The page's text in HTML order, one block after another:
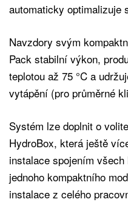
automaticky optimalizuje
Navzdory svým
Pack stabilní výkon,
teplotou až 75 °C a
vytápění (pro průměrné
Systém lze doplnit o
HydroBox, která ještě
instalace spojením
jednoho kompaktního
instalace z celého